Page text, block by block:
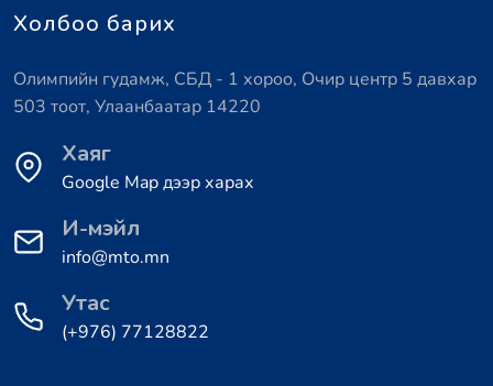
Холбоо барих
Олимпийн гудамж, СБД - 1 хороо, Очир центр 5 давхар
503 тоот, Улаанбаатар 14220
Хаяг
Google Map дээр харах
И-мэйл
info@mto.mn
Утас
(+976) 77128822